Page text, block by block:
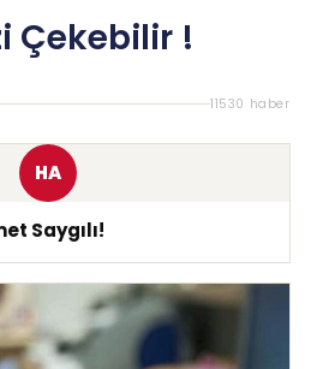
Çekebilir !
11530 haber
HA
Saygılı!